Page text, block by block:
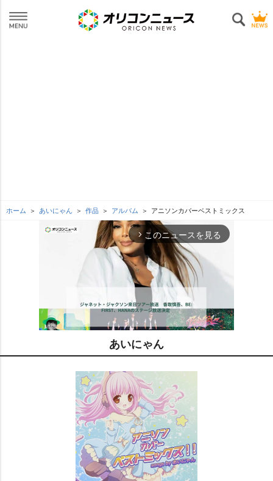
ホーム あいにゃん 作品 アルバム アニソンカバーベストミックス
arrow_forward_ios このニュースを見る
あいにゃん